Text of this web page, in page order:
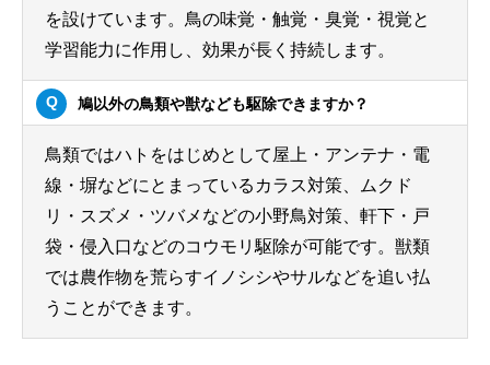
を設けています。鳥の味覚・触覚・臭覚・視覚と
学習能力に作用し、効果が長く持続します。
鳩以外の鳥類や獣なども駆除できますか？
鳥類ではハトをはじめとして屋上・アンテナ・電
線・塀などにとまっているカラス対策、ムクド
リ・スズメ・ツバメなどの小野鳥対策、軒下・戸
袋・侵入口などのコウモリ駆除が可能です。獣類
では農作物を荒らすイノシシやサルなどを追い払
うことができます。